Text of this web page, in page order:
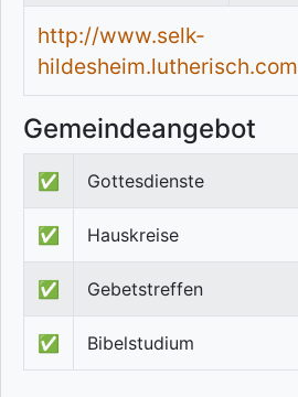
http://www.selk-
hildesheim.lutherisch.com
Gemeindeangebot
✅ Gottesdienste
✅ Hauskreise
✅ Gebetstreffen
✅ Bibelstudium